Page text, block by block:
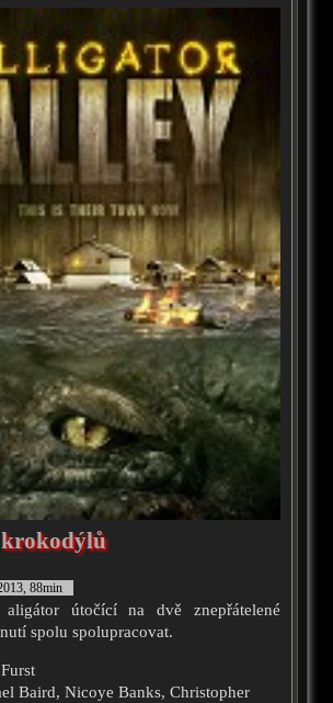
krokodýlů
88min
aligátor útočící na dvě znepřátelené
spolu spolupracovat.
Baird, Nicoye Banks, Christopher